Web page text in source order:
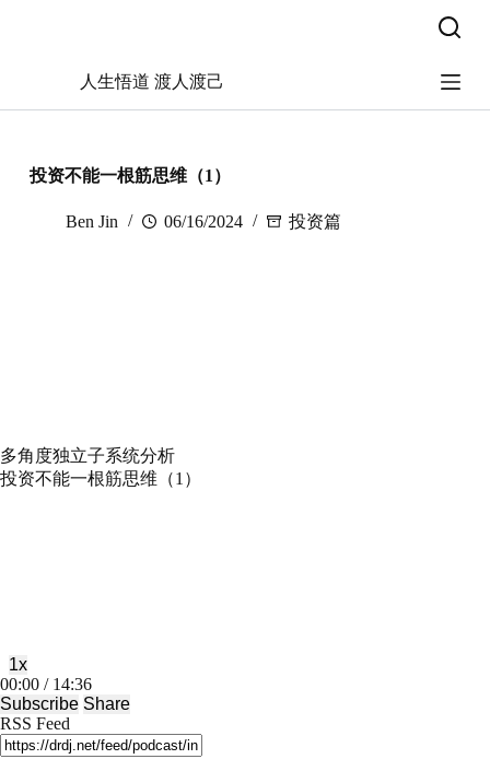
人生悟道 渡人渡己
投资不能一根筋思维（1）
Ben Jin 06/16/2024 投资篇
多角度独立子系统分析
投资不能一根筋思维（1）
Mute/Unmute
Episode
Rewind
10
Seconds
1x
Fast
Forward
30
seconds
00:00 / 14:36
Subscribe Share
RSS Feed